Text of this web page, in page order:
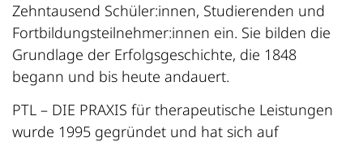
Zehntausend Schüler:innen, Studierenden und
Fortbildungsteilnehmer:innen ein. Sie bilden die
Grundlage der Erfolgsgeschichte, die 1848
begann und bis heute andauert.
PTL – DIE PRAXIS für therapeutische Leistungen
wurde 1995 gegründet und hat sich auf